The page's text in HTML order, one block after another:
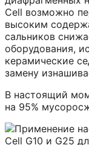
Cell возможно
высоким
сальников
оборудования,
керамические
замену
В настоящий
на 95%